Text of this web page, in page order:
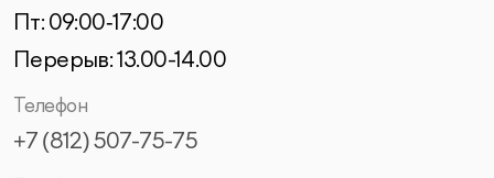
Пт: 09:00‑17:00
Перерыв: 13.00-14.00
Телефон
+7 (812) 507-75-75